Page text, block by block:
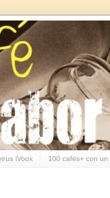
iVoox 100 cafés+ con